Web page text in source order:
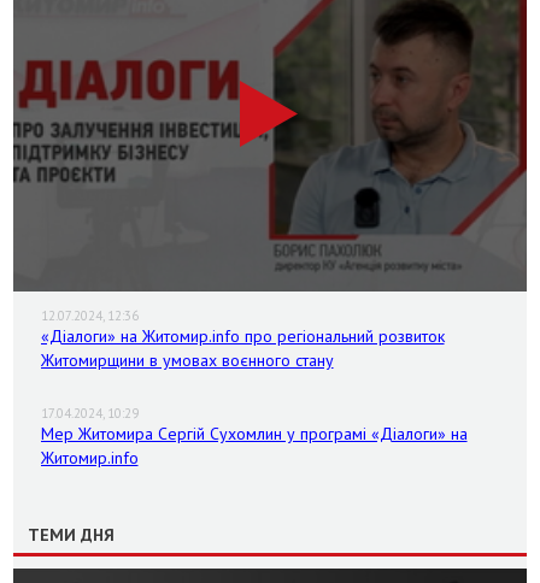
12.07.2024, 12:36
«Діалоги» на Житомир.info про регіональний розвиток
Житомирщини в умовах воєнного стану
17.04.2024, 10:29
Мер Житомира Сергій Сухомлин у програмі «Діалоги» на
Житомир.info
ТЕМИ ДНЯ